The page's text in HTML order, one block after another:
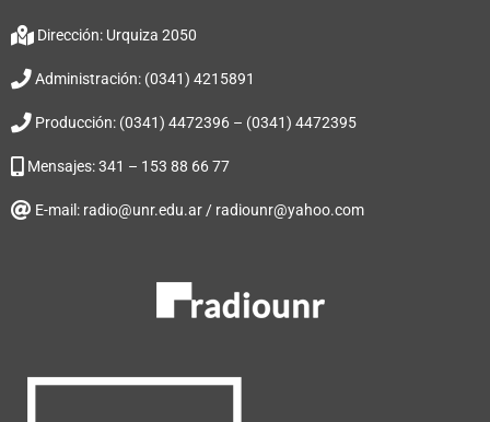
Dirección: Urquiza 2050
Administración: (0341) 4215891
Producción: (0341) 4472396 – (0341) 4472395
Mensajes: 341 – 153 88 66 77
E-mail: radio@unr.edu.ar / radiounr@yahoo.com